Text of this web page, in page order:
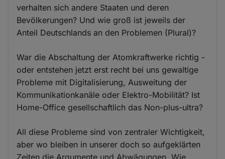
verhalten sich andere Staaten und deren
Bevölkerungen? Und wie groß ist jeweils der
Anteil Deutschlands an den Problemen (Plural)?
War die Abschaltung der Atomkraftwerke richtig -
oder entstehen jetzt erst recht bei uns gewaltige
Probleme mit Digitalisierung, Ausweitung der
Kommunikationkanäle oder Elektro-Mobilität? Ist
Home-Office gesellschaftlich das Non-plus-ultra?
All diese Probleme sind von zentraler Wichtigkeit,
aber wo bleiben in unserer doch so aufgeklärten
Zeiten die Argumente und Abwägungen. Wie